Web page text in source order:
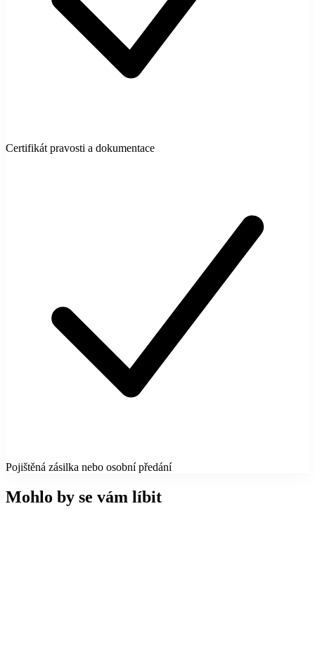
Certifikát pravosti a dokumentace
Pojištěná zásilka nebo osobní předání
Mohlo by se vám líbit